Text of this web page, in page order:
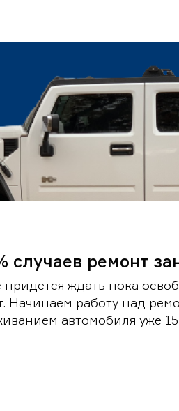
случаев ремонт
ждать пока
Начинаем работу над
автомобиля уже